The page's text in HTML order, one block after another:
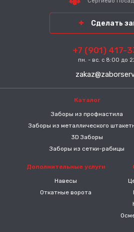
Сделать
+7 (901) 417-
пн. - вс. с 8:00 до
Каталог
Заборы из профнастила
Заборы из металлического
3D Заборы
Заборы из сетки-рабицы
Дополнительные услуги
Навесы
Откатные ворота